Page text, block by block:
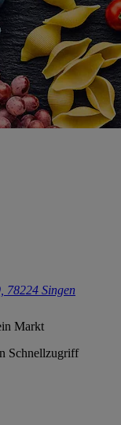
78224 Singen
Markt
Schnellzugriff